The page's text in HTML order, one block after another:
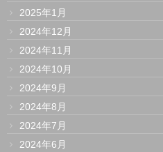
2025年1月
2024年12月
2024年11月
2024年10月
2024年9月
2024年8月
2024年7月
2024年6月